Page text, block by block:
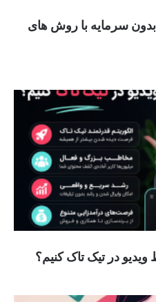
سرمایه با روش های
در تیک تاک کنیم؟